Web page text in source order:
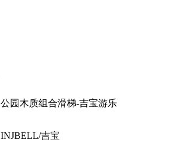
公园木质组合滑梯-吉宝游乐
INJBELL/吉宝